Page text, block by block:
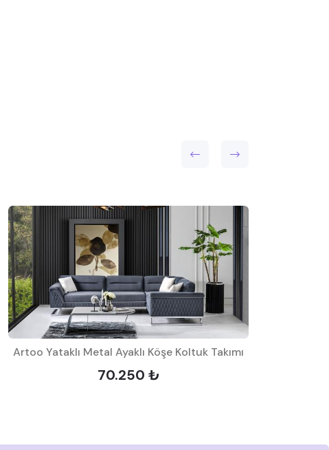
Artoo Yataklı Metal Ayaklı Köşe Koltuk Takımı
70.250 ₺